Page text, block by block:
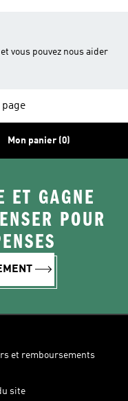
vous pouvez nous aider
Mon panier (0)
ET GAGNE
POUR
et remboursements
site